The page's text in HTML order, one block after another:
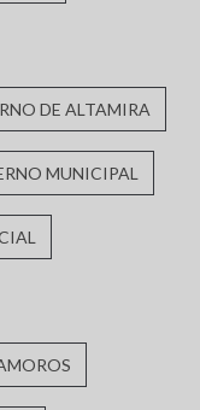
DE ALTAMIRA
MUNICIPAL